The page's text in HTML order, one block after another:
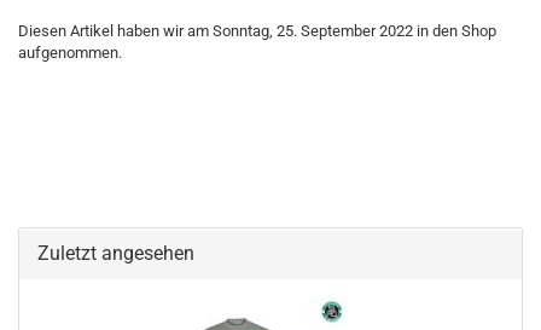
Diesen Artikel haben wir am Sonntag, 25. September 2022 in den Shop
aufgenommen.
Zuletzt angesehen